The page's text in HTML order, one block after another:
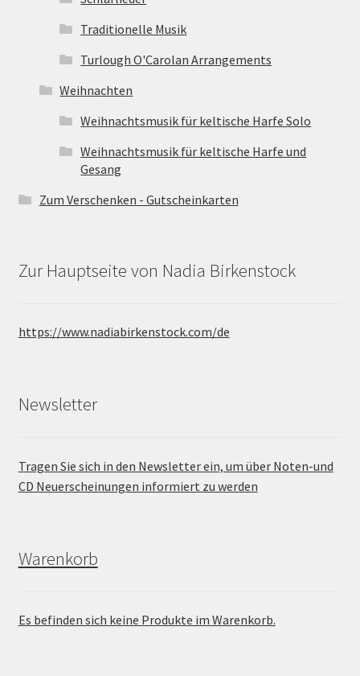
Traditionelle Musik
Turlough O'Carolan Arrangements
Weihnachten
Weihnachtsmusik für keltische Harfe Solo
Weihnachtsmusik für keltische Harfe und
Gesang
Zum Verschenken - Gutscheinkarten
Zur Hauptseite von Nadia Birkenstock
https://www.nadiabirkenstock.com/de
Newsletter
Tragen Sie sich in den Newsletter ein, um über Noten-und
CD Neuerscheinungen informiert zu werden
Warenkorb
Es befinden sich keine Produkte im Warenkorb.